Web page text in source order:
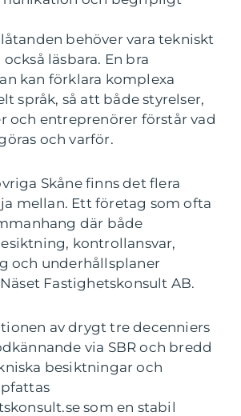
behöver vara tekniskt
läsbara. En bra
kan förklara komplexa
språk, så att både styrelser,
och entreprenörer förstår vad
och varför.
Skåne finns det flera
mellan. Ett företag som ofta
där både
kontrollansvar,
och underhållsplaner
Fastighetskonsult AB.
av drygt tre decenniers
via SBR och bredd
besiktningar och
som en stabil